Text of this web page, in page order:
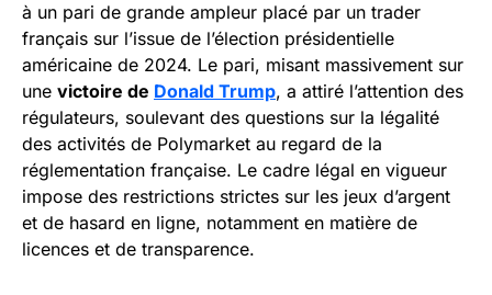
à un pari de grande ampleur placé par un trader
français sur l’issue de l’élection présidentielle
américaine de 2024. Le pari, misant massivement sur
une victoire de Donald Trump, a attiré l’attention des
régulateurs, soulevant des questions sur la légalité
des activités de Polymarket au regard de la
réglementation française. Le cadre légal en vigueur
impose des restrictions strictes sur les jeux d’argent
et de hasard en ligne, notamment en matière de
licences et de transparence.